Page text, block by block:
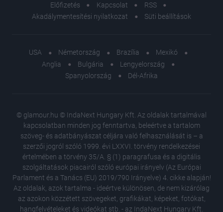
Előfizetés
Kapcsolat
RSS
Akadálymentesítési nyilatkozat
Süti beállítások
USA Németország Brazília
Mexikó
Anglia
Bulgária
Lengyelország
Spanyolország
Dél-Afrika
© glamour.hu © IndaNext Hungary Kft. Az oldalak tartalmával
kapcsolatban minden jog fenntartva, beleértve a tartalom
szöveg- és adatbányászat céljára való felhasználását is – a
szerzői jogról szóló 1999. évi LXXVI. törvény rendelkezései
értelmében a törvény 35/A. § (1) paragrafusa és a digitális
szolgáltatások piacairól szóló európai irányelv (Az Európai
Parlament és a Tanács (EU) 2019/790 Irányelve) 4. cikke alapján!
Az oldalak, azok tartalma - ideértve különösen, de nem kizárólag
az azokon közzétett szövegeket, grafikákat, képeket, fotókat,
hangfelvételeket és videókat stb. - az IndaNext Hungary Kft.